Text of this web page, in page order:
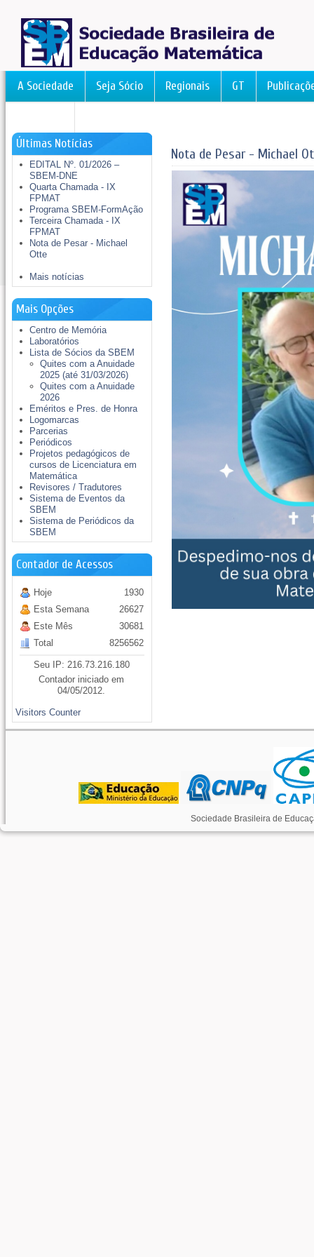
A Sociedade Seja Sócio Regionais GT
Últimas Notícias
EDITAL Nº. 01/2026 –
SBEM-DNE
Quarta Chamada - IX
FPMAT
Programa SBEM-FormAção
Terceira Chamada - IX
FPMAT
Nota de Pesar - Michael
Otte
Mais notícias
Mais Opções
Centro de Memória
Laboratórios
Lista de Sócios da SBEM
Quites com a Anuidade
2025 (até 31/03/2026)
Quites com a Anuidade
2026
Eméritos e Pres. de Honra
Logomarcas
Parcerias
Periódicos
Projetos pedagógicos de
cursos de Licenciatura em
Matemática
Revisores / Tradutores
Sistema de Eventos da
SBEM
Sistema de Periódicos da
SBEM
Contador de Acessos
Hoje
Esta Semana
Este Mês
Total
1930
26627
30681
8256562
Seu IP: 216.73.216.180
Contador iniciado em
04/05/2012.
Visitors Counter
Nota de Pesar - Michael
Sociedade Brasileira de